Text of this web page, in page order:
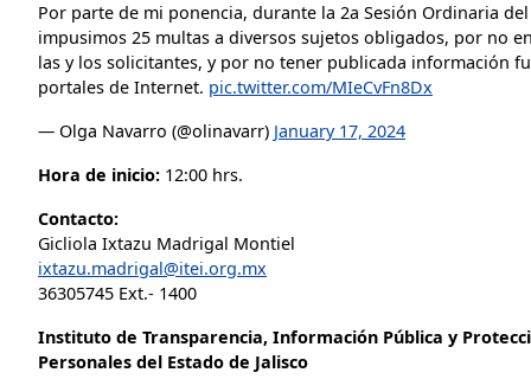
Por parte de mi ponencia, durante la 2a Sesión Ordinaria
impusimos 25 multas a diversos sujetos obligados, por no
las y los solicitantes, y por no tener publicada información
portales de Internet. pic.twitter.com/MIeCvFn8Dx
— Olga Navarro (@olinavarr) January 17, 2024
Hora de inicio: 12:00 hrs.
Contacto:
Gicliola Ixtazu Madrigal Montiel
ixtazu.madrigal@itei.org.mx
36305745 Ext.- 1400
Instituto de Transparencia, Información Pública y
Personales del Estado de Jalisco